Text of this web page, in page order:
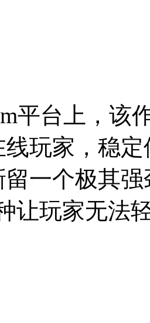
台上，该
玩家，稳
一个极其
让玩家无法